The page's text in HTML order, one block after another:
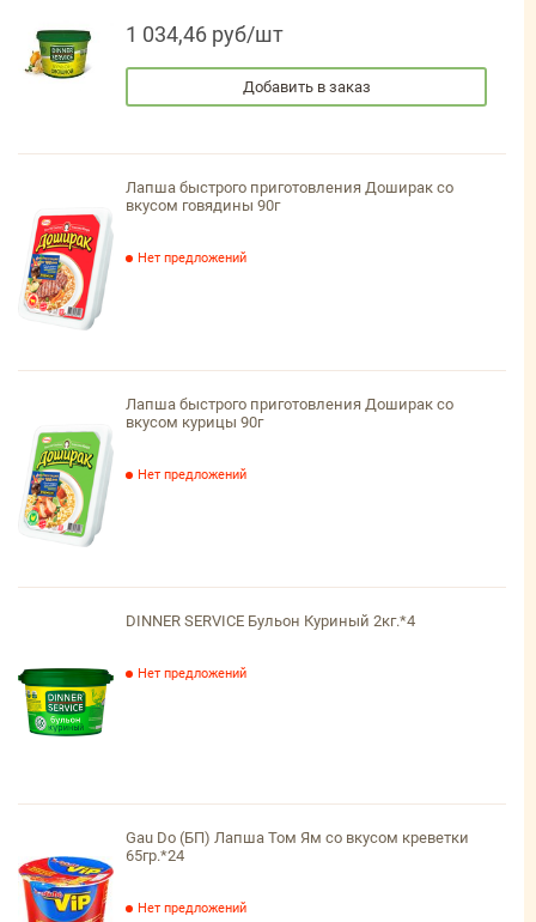
1 034,46 руб/шт
Добавить в заказ
Лапша быстрого приготовления Доширак со
вкусом говядины 90г
Нет предложений
Лапша быстрого приготовления Доширак со
вкусом курицы 90г
Нет предложений
DINNER SERVICE Бульон Куриный 2кг.*4
Нет предложений
Gau Do (БП) Лапша Том Ям со вкусом креветки
65гр.*24
Нет предложений